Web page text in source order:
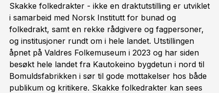
Skakke folkedrakter - ikke en draktutstilling er utviklet
i samarbeid med Norsk Institutt for bunad og
folkedrakt, samt en rekke rådgivere og fagpersoner,
og institusjoner rundt om i hele landet. Utstillingen
åpnet på Valdres Folkemuseum i 2023 og har siden
besøkt hele landet fra Kautokeino bygdetun i nord til
Bomuldsfabrikken i sør til gode mottakelser hos både
publikum og kritikere. Skakke folkedrakter kan sees